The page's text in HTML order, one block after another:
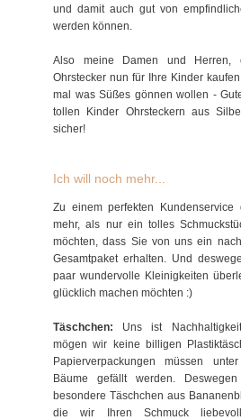
und damit auch gut von
werden können.
Also meine Damen und
Ohrstecker nun für Ihre Kinder
mal was Süßes gönnen wollen -
tollen Kinder Ohrsteckern aus
sicher!
Ich will noch mehr...
Zu einem perfekten Kundenservice
mehr, als nur ein tolles
möchten, dass Sie von uns ein
Gesamtpaket erhalten. Und
paar wundervolle Kleinigkeiten
glücklich machen möchten :)
Täschchen: Uns ist
mögen wir keine billigen
Papierverpackungen müssen
Bäume gefällt werden.
besondere Täschchen aus
die wir Ihren Schmuck